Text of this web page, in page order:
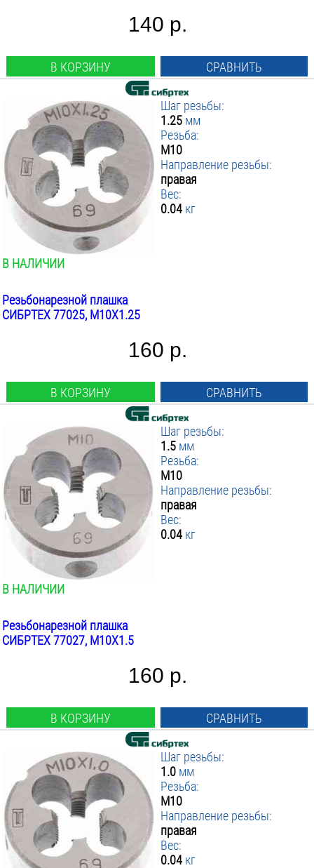
140 р.
В КОРЗИНУ СРАВНИТЬ
Шаг резьбы:
1.25 мм
Резьба:
М10
Направление резьбы:
правая
Вес:
0.04 кг
В НАЛИЧИИ
Резьбонарезной плашка
СИБРТЕХ 77025, М10Х1.25
160 р.
В КОРЗИНУ СРАВНИТЬ
Шаг резьбы:
1.5 мм
Резьба:
М10
Направление резьбы:
правая
Вес:
0.04 кг
В НАЛИЧИИ
Резьбонарезной плашка
СИБРТЕХ 77027, М10Х1.5
160 р.
В КОРЗИНУ СРАВНИТЬ
Шаг резьбы:
1.0 мм
Резьба:
М10
Направление резьбы:
правая
Вес:
0.04 кг